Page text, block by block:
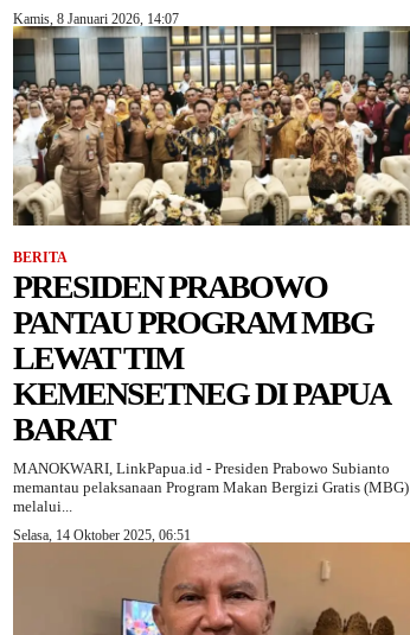
Kamis, 8 Januari 2026, 14:07
BERITA
PRESIDEN PRABOWO
PANTAU PROGRAM MBG
LEWAT TIM
KEMENSETNEG DI PAPUA
BARAT
MANOKWARI, LinkPapua.id - Presiden Prabowo Subianto
memantau pelaksanaan Program Makan Bergizi Gratis (MBG)
melalui...
Selasa, 14 Oktober 2025, 06:51